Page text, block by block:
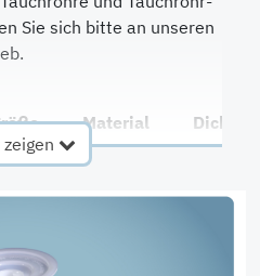
Sie sich bitte an unseren
Material
HDPE LDPE